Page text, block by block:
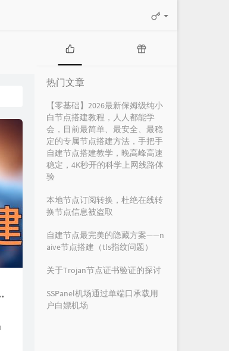
学，晚高峰高速稳定，4K秒开的科学上网线路体验
热
门
文
章
章
热门文章
【零基础】2026最新保姆级纯小
白节点搭建教程，人人都能学
会，目前最简单、最安全、最稳
定的专属节点搭建方法，手把手
自建节点搭建教学，晚高峰高速
稳定，4K秒开的科学上网线路体
验
本地节点订阅转换，杜绝在线转
换节点信息被盗取
自建节点最完美的隐藏方案——n
aive节点搭建（tls指纹问题）
关于Trojan节点证书验证的探讨
SSPanel机场通过单端口承载用
户白嫖机场